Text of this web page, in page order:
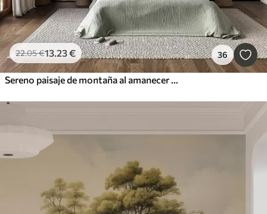
22.05€13.23€ 36
Sereno paisaje de montaña al amanecer con suave niebla sobre el fondo de un bosque